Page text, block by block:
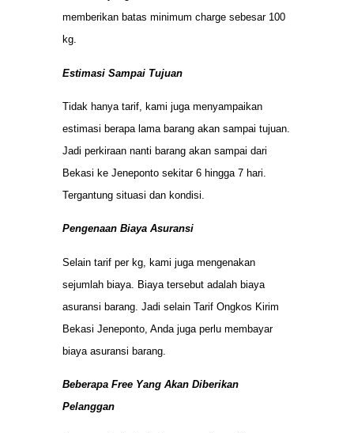
memberikan batas minimum charge sebesar 100
kg.
Estimasi Sampai Tujuan
Tidak hanya tarif, kami juga menyampaikan
estimasi berapa lama barang akan sampai tujuan.
Jadi perkiraan nanti barang akan sampai dari
Bekasi ke Jeneponto sekitar 6 hingga 7 hari.
Tergantung situasi dan kondisi.
Pengenaan Biaya Asuransi
Selain tarif per kg, kami juga mengenakan
sejumlah biaya. Biaya tersebut adalah biaya
asuransi barang. Jadi selain Tarif Ongkos Kirim
Bekasi Jeneponto, Anda juga perlu membayar
biaya asuransi barang.
Beberapa Free Yang Akan Diberikan
Pelanggan